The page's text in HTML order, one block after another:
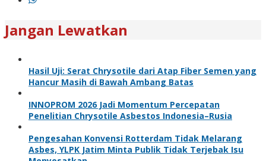
Jangan Lewatkan
Hasil Uji: Serat Chrysotile dari Atap Fiber Semen yang
Hancur Masih di Bawah Ambang Batas
INNOPROM 2026 Jadi Momentum Percepatan
Penelitian Chrysotile Asbestos Indonesia–Rusia
Pengesahan Konvensi Rotterdam Tidak Melarang
Asbes, YLPK Jatim Minta Publik Tidak Terjebak Isu